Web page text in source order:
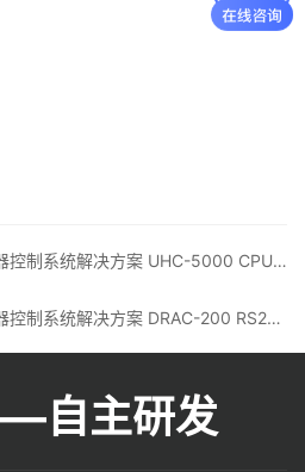
上一篇:国产PLC可编程控制器控制系统解决方案 UHC-5000 CPU硬件特性丨龙鼎源
下一篇:国产PLC可编程控制器控制系统解决方案 DRAC-200 RS232&RS485 丨龙鼎源
自主研发